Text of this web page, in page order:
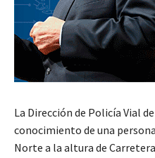
La Dirección de Policía Vial
conocimiento de una
Norte a la altura de